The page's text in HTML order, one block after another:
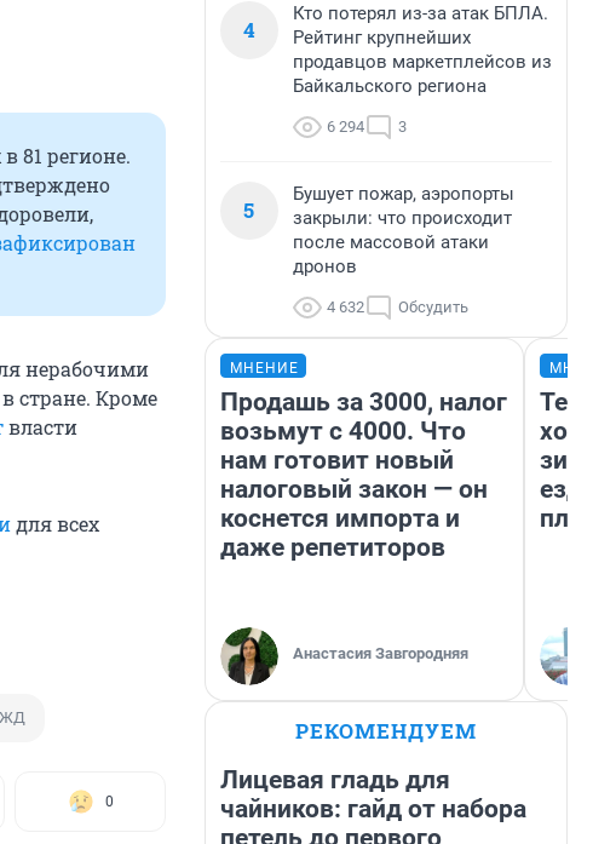
81 регионе.
нерабочими
стране. Кроме
власти
для всех
0
4
Кто потерял из-за атак БПЛА.
Рейтинг крупнейших
продавцов маркетплейсов из
Байкальского региона
6 294 3
5
Бушует пожар, аэропорты
закрыли: что происходит
после массовой атаки
дронов
4 632 Обсудить
МНЕНИЕ
Продашь за 3000, налог
возьмут с 4000. Что
нам готовит новый
налоговый закон — он
коснется импорта и
даже репетиторов
Анастасия Завгородняя
ездит
РЕКОМЕНДУЕМ
Лицевая гладь для
чайников: гайд от набора
петель до первого